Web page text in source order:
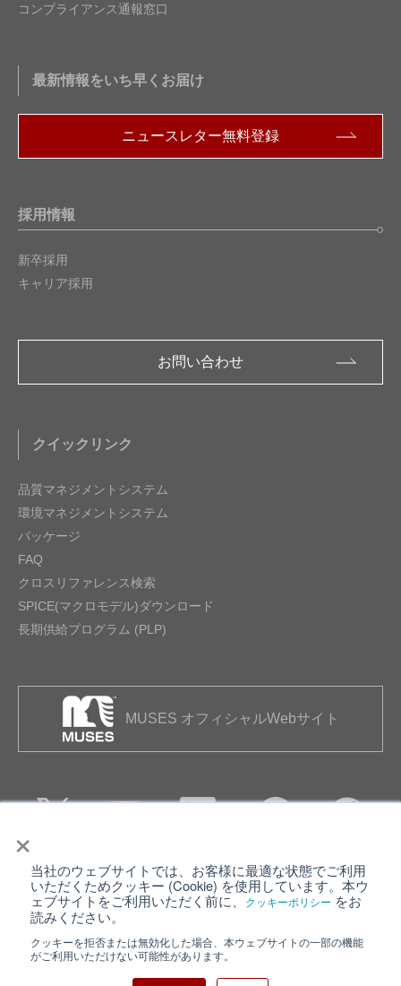
×
当社のウェブサイトでは、お客様に最適な状態でご利用
いただくためクッキー (Cookie) を使用しています。本ウ
ェブサイトをご利用いただく前に、
クッキーポリシー をお
読みください。
クッキーを拒否または無効化した場合、本ウェブサイトの一部の機能
がご利用いただけない可能性があります。
コンプライアンス通報窓口
最新情報をいち早くお届け
ニュースレター無料登録
採用情報
新卒採用
キャリア採用
お問い合わせ
クイックリンク
品質マネジメントシステム
環境マネジメントシステム
パッケージ
FAQ
クロスリファレンス検索
SPICE(マクロモデル)ダウンロード
長期供給プログラム (PLP)
MUSES オフィシャルWebサイト
個人情報保護について ウェブサイト利用規約
クッキーポリシー
日清紡ホールディングス